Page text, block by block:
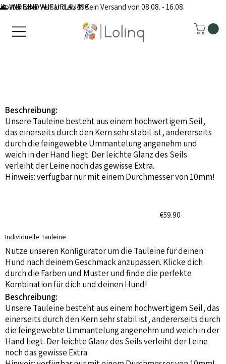
Kostenloser Versand ab 49€
🌊 WIR SIND AUF URLAUB: Kein Versand von 08.08. - 16.08.
€59.90
Beschreibung:
Unsere Tauleine besteht aus einem hochwertigem Seil,
das einerseits durch den Kern sehr stabil ist, andererseits
durch die feingewebte Ummantelung angenehm und
weich in der Hand liegt. Der leichte Glanz des Seils
verleiht der Leine noch das gewisse Extra.
Hinweis: verfügbar nur mit einem Durchmesser von 10mm!
Individuelle Tauleine
Nutze unseren Konfigurator um die Tauleine für deinen
Hund nach deinem Geschmack anzupassen. Klicke dich
durch die Farben und Muster und finde die perfekte
Kombination für dich und deinen Hund!
Beschreibung:
Unsere Tauleine besteht aus einem hochwertigem Seil, das
einerseits durch den Kern sehr stabil ist, andererseits durch
die feingewebte Ummantelung angenehm und weich in der
Hand liegt. Der leichte Glanz des Seils verleiht der Leine
noch das gewisse Extra.